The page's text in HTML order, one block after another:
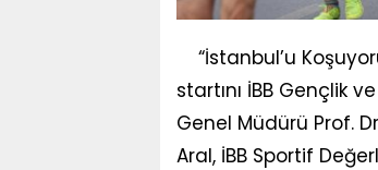
“İstanbul’u
startını İBB Gençlik
Genel Müdürü Prof.
Aral, İBB Sportif